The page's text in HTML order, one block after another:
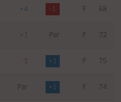
+4 -1 F 68
+1 Par F 72
-1 +1 F 75
Par +1 F 74